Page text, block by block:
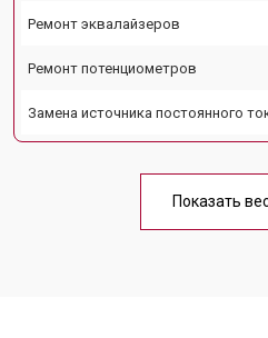
Ремонт эквалайзеров
Ремонт потенциометров
Замена источника постоянного
Показать